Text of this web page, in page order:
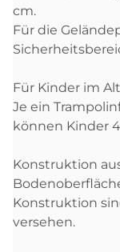
cm.
Für die
Für Kinder im
Je ein
können Kinder
Konstruktion
Konstruktion
versehen.